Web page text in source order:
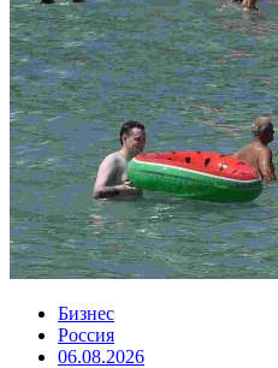
Бизнес
Россия
06.08.2026